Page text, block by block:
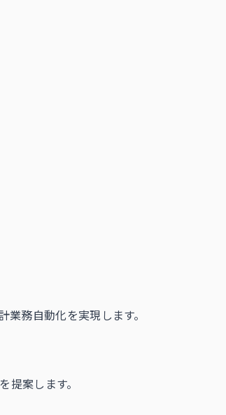
務自動化を実現します。
案します。